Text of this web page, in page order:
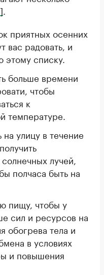
приятных осенних
вас радовать, и
этому списку.
больше времени
чтобы
к
температуре.
улицу в течение
лучей,
полчаса быть на
пищу, чтобы у
сил и ресурсов на
обогрева тела и
в условиях
и повышения